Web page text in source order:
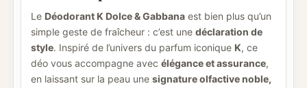
Le Déodorant K Dolce & Gabbana est bien plus qu’un
simple geste de fraîcheur : c’est une déclaration de
style. Inspiré de l’univers du parfum iconique K, ce
déo vous accompagne avec élégance et assurance,
en laissant sur la peau une signature olfactive noble,